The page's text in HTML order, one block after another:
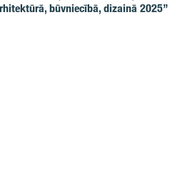
būvniecībā, dizainā 2025”